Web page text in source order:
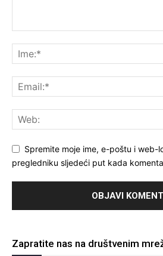
Spremite moje ime, e-poštu i web-
pregledniku sljedeći put kada
Zapratite nas na društvenim